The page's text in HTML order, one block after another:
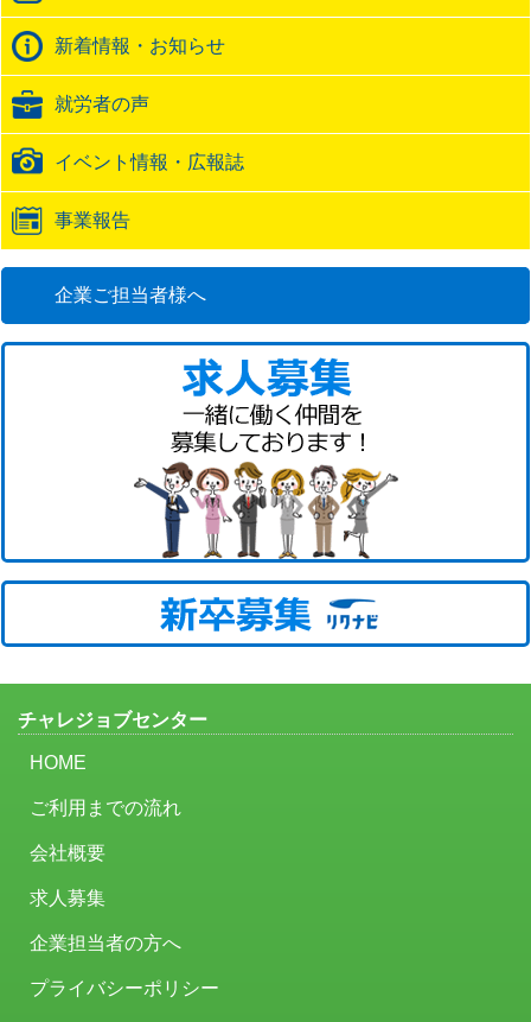
ク
バ
ッ
URL
新着情報・お知らせ
就労者の声
イベント情報・広報誌
事業報告
企業ご担当者様へ
チャレジョブセンター
HOME
ご利用までの流れ
会社概要
求人募集
企業担当者の方へ
プライバシーポリシー